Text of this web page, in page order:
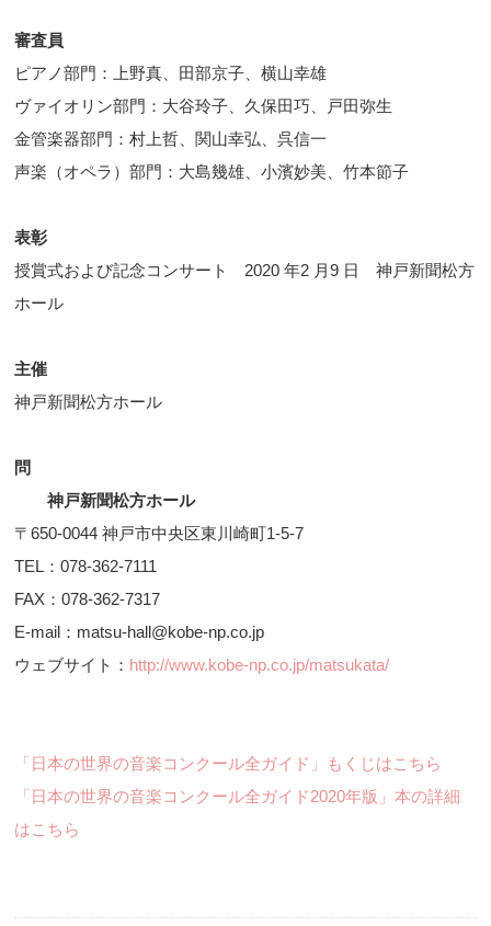
審査員
ピアノ部門：上野真、田部京子、横山幸雄
ヴァイオリン部門：大谷玲子、久保田巧、戸田弥生
金管楽器部門：村上哲、関山幸弘、呉信一
声楽（オペラ）部門：大島幾雄、小濱妙美、竹本節子
表彰
授賞式および記念コンサート 2020 年2 月9 日 神戸新聞松方
ホール
主催
神戸新聞松方ホール
問
神戸新聞松方ホール
〒650-0044 神戸市中央区東川崎町1-5-7
TEL：078-362-7111
FAX：078-362-7317
E-mail：matsu-hall@kobe-np.co.jp
ウェブサイト： http://www.kobe-np.co.jp/matsukata/
「日本の世界の音楽コンクール全ガイド」もくじはこちら
「日本の世界の音楽コンクール全ガイド2020年版」本の詳細
はこちら